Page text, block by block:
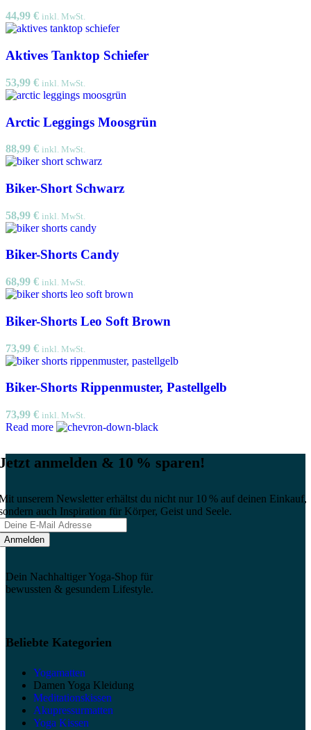
44,99 € inkl. MwSt.
Aktives Tanktop Schiefer
53,99 € inkl. MwSt.
Arctic Leggings Moosgrün
88,99 € inkl. MwSt.
Biker-Short Schwarz
58,99 € inkl. MwSt.
Biker-Shorts Candy
68,99 € inkl. MwSt.
Biker-Shorts Leo Soft Brown
73,99 € inkl. MwSt.
Biker-Shorts Rippenmuster, Pastellgelb
73,99 € inkl. MwSt.
Read more
anmelden & 10 % sparen!
unserem Newsletter erhältst du nicht nur 10 % auf deinen Einkauf,
auch Inspiration für Körper, Geist und Seele.
Dein Nachhaltiger Yoga-Shop für
bewussten & gesundem Lifestyle.
Beliebte Kategorien
Yogamatten
Damen Yoga Kleidung
Meditationskissen
Akupressurmatten
Yoga Kissen